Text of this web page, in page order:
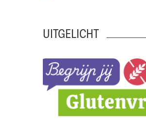
UITGELICHT
Lees meer over 'Campagne